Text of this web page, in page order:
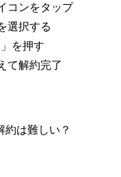
コンをタップ
選択する
を押す
て解約完了
約は難しい？